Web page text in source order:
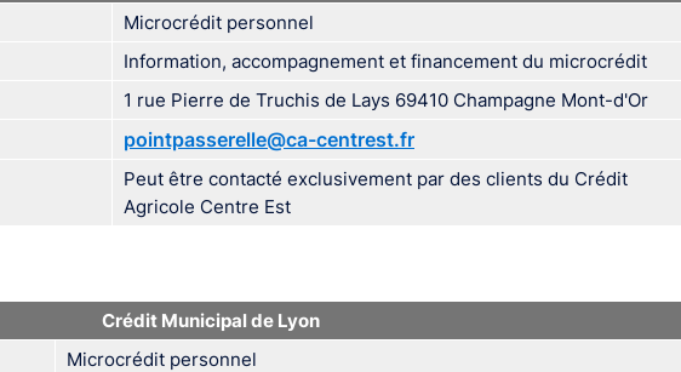
Microcrédit personnel
Information, accompagnement et financement du microcrédit
1 rue Pierre de Truchis de Lays 69410 Champagne Mont-d'Or
pointpasserelle@ca-centrest.fr
Peut être contacté exclusivement par des clients du Crédit
Agricole Centre Est
Crédit Municipal de Lyon
Microcrédit personnel